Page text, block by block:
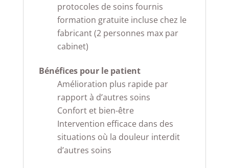
protocoles de soins fournis
formation gratuite incluse chez le
fabricant (2 personnes max par
cabinet)
Bénéfices pour le patient
Amélioration plus rapide par
rapport à d’autres soins
Confort et bien-être
Intervention efficace dans des
situations où la douleur interdit
d’autres soins